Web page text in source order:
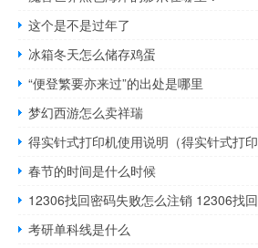
这个是不是过年了
冰箱冬天怎么储存鸡蛋
“便登繁要亦来过”的出处是哪里
梦幻西游怎么卖祥瑞
得实针式打印机使用说明（得实针式打印
春节的时间是什么时候
12306找回密码失败怎么注销 12306找
考研单科线是什么